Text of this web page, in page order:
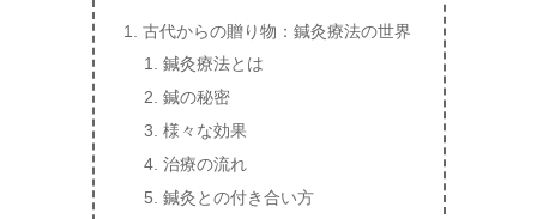
古代からの贈り物：鍼灸療法の世界
鍼灸療法とは
鍼の秘密
様々な効果
治療の流れ
鍼灸との付き合い方